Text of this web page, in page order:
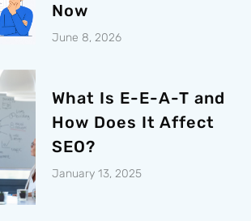
Now
June 8, 2026
What Is E-E-A-T and
How Does It Affect
SEO?
January 13, 2025